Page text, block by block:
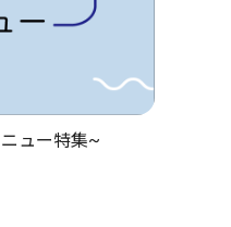
ニュー特集~